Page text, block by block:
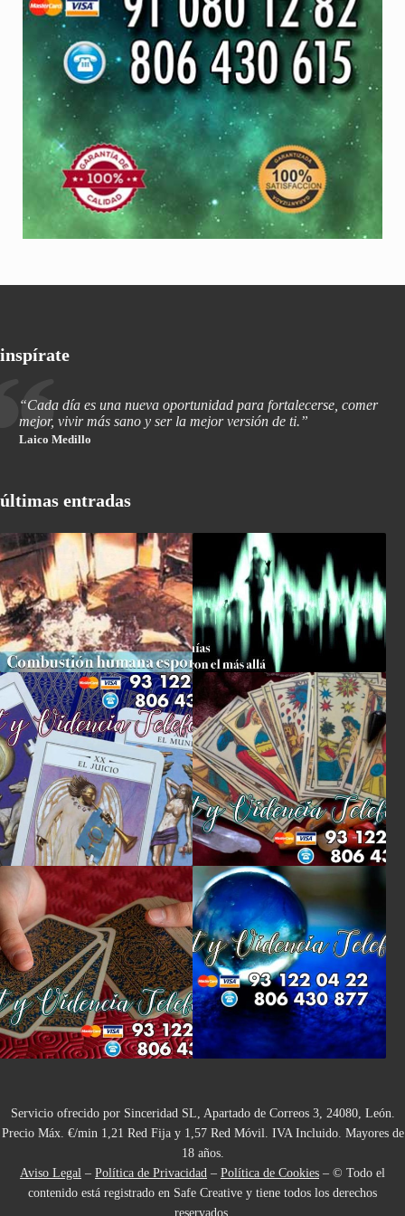
inspírate
“Cada día es una nueva oportunidad para fortalecerse, comer
mejor, vivir más sano y ser la mejor versión de ti.”
Laico Medillo
últimas entradas
Servicio ofrecido por Sinceridad SL, Apartado de Correos 3, 24080, León.
Precio Máx. €/min 1,21 Red Fija y 1,57 Red Móvil. IVA Incluido. Mayores de
18 años.
Aviso Legal – Política de Privacidad – Política de Cookies – © Todo el
contenido está registrado en Safe Creative y tiene todos los derechos
reservados.